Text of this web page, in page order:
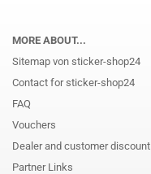
MORE ABOUT...
Sitemap von sticker-shop24
Contact for sticker-shop24
FAQ
Vouchers
Dealer and customer discount
Partner Links